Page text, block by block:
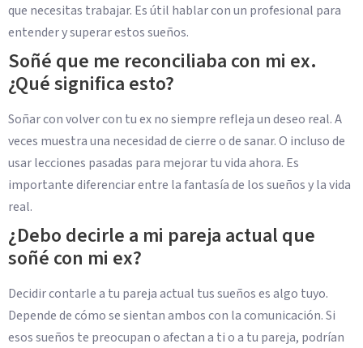
que necesitas trabajar. Es útil hablar con un profesional para
entender y superar estos sueños.
Soñé que me reconciliaba con mi ex.
¿Qué significa esto?
Soñar con volver con tu ex no siempre refleja un deseo real. A
veces muestra una necesidad de cierre o de sanar. O incluso de
usar lecciones pasadas para mejorar tu vida ahora. Es
importante diferenciar entre la fantasía de los sueños y la vida
real.
¿Debo decirle a mi pareja actual que
soñé con mi ex?
Decidir contarle a tu pareja actual tus sueños es algo tuyo.
Depende de cómo se sientan ambos con la comunicación. Si
esos sueños te preocupan o afectan a ti o a tu pareja, podrían